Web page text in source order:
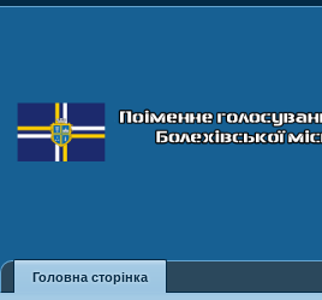
Головна сторінка